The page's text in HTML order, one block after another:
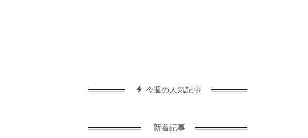
今週の人気記事
新着記事